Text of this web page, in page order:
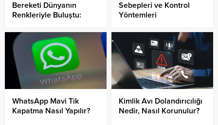
Bereketi Dünyanın
Renkleriyle Buluştu:
Dostluk Aynı Festivalde
Sebepleri ve Kontrol
Yöntemleri
WhatsApp Mavi Tik
Kapatma Nasıl Yapılır?
Kimlik Avı Dolandırıcılığı
Nedir, Nasıl Korunulur?